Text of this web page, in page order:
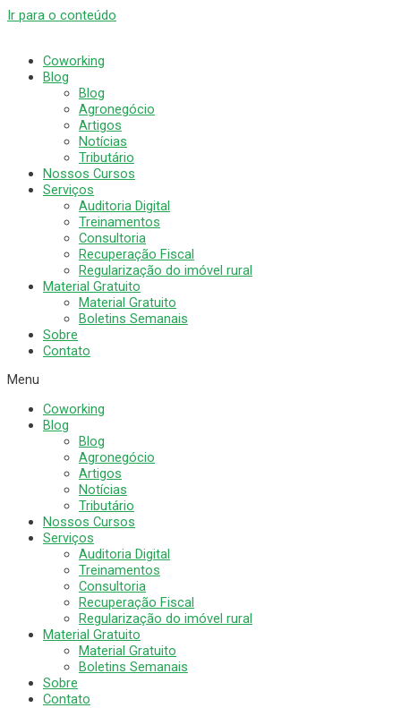
Ir para o conteúdo
Coworking
Blog
Blog
Agronegócio
Artigos
Notícias
Tributário
Nossos Cursos
Serviços
Auditoria Digital
Treinamentos
Consultoria
Recuperação Fiscal
Regularização do imóvel rural
Material Gratuito
Material Gratuito
Boletins Semanais
Sobre
Contato
Menu
Coworking
Blog
Blog
Agronegócio
Artigos
Notícias
Tributário
Nossos Cursos
Serviços
Auditoria Digital
Treinamentos
Consultoria
Recuperação Fiscal
Regularização do imóvel rural
Material Gratuito
Material Gratuito
Boletins Semanais
Sobre
Contato